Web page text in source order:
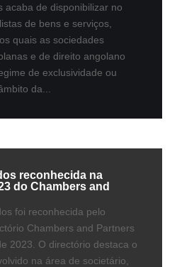
acaba de disponibilizar no
de bens e serviços,
quais as sociedades
e de direito angolano
de exclusividade ou
da...
reconhecida na
do Chambers and
foi reconhecida pelo
Chambers and Partners
2023. O directório destaca o
na área de societário,